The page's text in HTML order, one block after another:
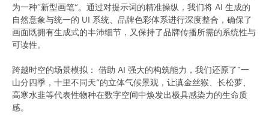
为一种“新型画笔”。通过对提示词的精准操纵，我们将 AI 生成的
自然意象与统一的 UI 系统、品牌色彩体系进行深度整合，确保了
画面既拥有生成式的丰沛细节，又保持了品牌传播所需的系统性与
可读性。
跨越时空的场景模拟： 借助 AI 强大的构筑能力，我们还原了“一
山分四季，十里不同天”的立体气候景观，让滇金丝猴、长松萝、
高寒水韭等代表性物种在数字空间中焕发出极具感染力的生命质
感。